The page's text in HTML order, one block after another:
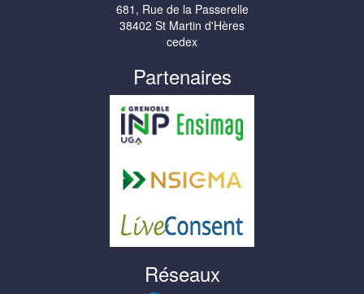
681, Rue de la Passerelle
38402 St Martin d'Hères
cedex
Partenaires
Réseaux